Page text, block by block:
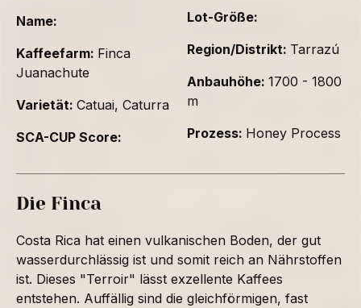
Name:
Kaffeefarm: Finca
Juanachute
Varietät: Catuai, Caturra
SCA-CUP Score:
Lot-Größe:
Region/Distrikt: Tarrazú
Anbauhöhe: 1700 - 1800
m
Prozess: Honey Process
Die Finca
Costa Rica hat einen vulkanischen Boden, der gut
wasserdurchlässig ist und somit reich an Nährstoffen
ist. Dieses "Terroir" lässt exzellente Kaffees
entstehen. Auffällig sind die gleichförmigen, fast